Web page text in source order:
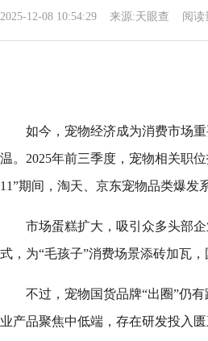
2025-12-08 10:54:29 来源:天眼查 阅
如今，宠物经济成为消费市场
温。2025年前三季度，宠物相关职
11”期间，淘天、京东宠物品类爆
市场蛋糕扩大，吸引众多头部
式，为“毛孩子”消费场景添砖加瓦，
不过，宠物国货品牌“出圈”仍
业产品聚焦中低端，存在研发投入